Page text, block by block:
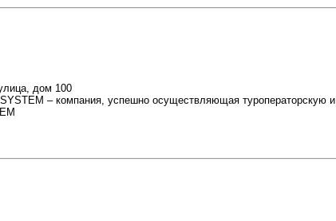
дом 100
– компания, успешно осуществляющая туроператорскую и